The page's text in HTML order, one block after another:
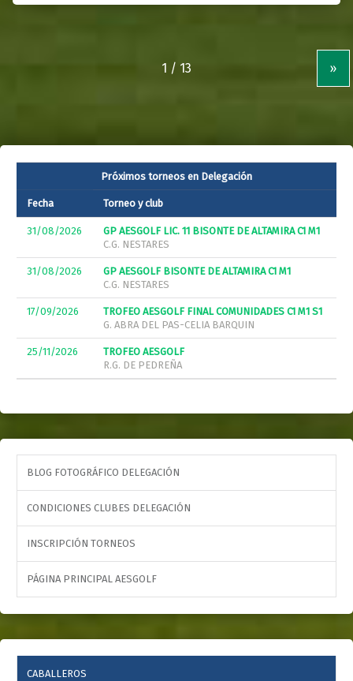
»
Próximos torneos en Delegación
Fecha Torneo y club
31/08/2026
GP AESGOLF LIC. 11 BISONTE DE ALTAMIRA C1 M1
C.G. NESTARES
31/08/2026
GP AESGOLF BISONTE DE ALTAMIRA C1 M1
C.G. NESTARES
17/09/2026
TROFEO AESGOLF FINAL COMUNIDADES C1 M1 S1
G. ABRA DEL PAS-CELIA BARQUIN
25/11/2026
TROFEO AESGOLF
R.G. DE PEDREÑA
BLOG FOTOGRÁFICO DELEGACIÓN
CONDICIONES CLUBES DELEGACIÓN
INSCRIPCIÓN TORNEOS
PÁGINA PRINCIPAL AESGOLF
CABALLEROS